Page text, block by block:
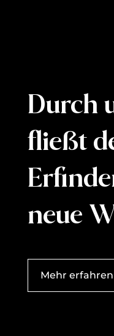
Durch
fließt
neue
Mehr erfahren